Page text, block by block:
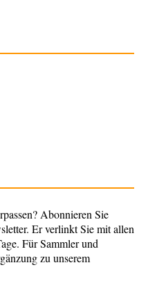
Abonnieren Sie
Er verlinkt Sie mit allen
Für Sammler und
zu unserem